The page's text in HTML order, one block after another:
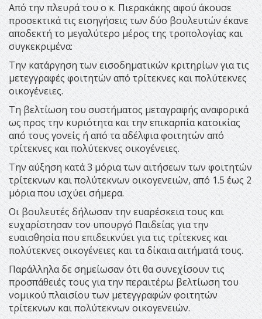
Από την πλευρά του ο κ. Πιερακάκης αφού άκουσε
προσεκτικά τις εισηγήσεις των δύο βουλευτών έκανε
αποδεκτή το μεγαλύτερο μέρος της τροπολογίας και
συγκεκριμένα:
Την κατάργηση των εισοδηματικών κριτηρίων για τις
μετεγγραφές φοιτητών από τρίτεκνες και πολύτεκνες
οικογένειες.
Τη βελτίωση του συστήματος μεταγραφής αναφορικά
ως προς την κυριότητα και την επικαρπία κατοικίας
από τους γονείς ή από τα αδέλφια φοιτητών από
τρίτεκνες και πολύτεκνες οικογένειες.
Την αύξηση κατά 3 μόρια των αιτήσεων των φοιτητών
τρίτεκνων και πολύτεκνων οικογενειών, από 1.5 έως 2
μόρια που ισχύει σήμερα.
Οι βουλευτές δήλωσαν την ευαρέσκεια τους και
ευχαρίστησαν τον υπουργό Παιδείας για την
ευαισθησία που επιδεικνύει για τις τρίτεκνες και
πολύτεκνες οικογένειες και τα δίκαια αιτήματά τους.
Παράλληλα δε σημείωσαν ότι θα συνεχίσουν τις
προσπάθειές τους για την περαιτέρω βελτίωση του
νομικού πλαισίου των μετεγγραφών φοιτητών
τρίτεκνων και πολύτεκνων οικογενειών.